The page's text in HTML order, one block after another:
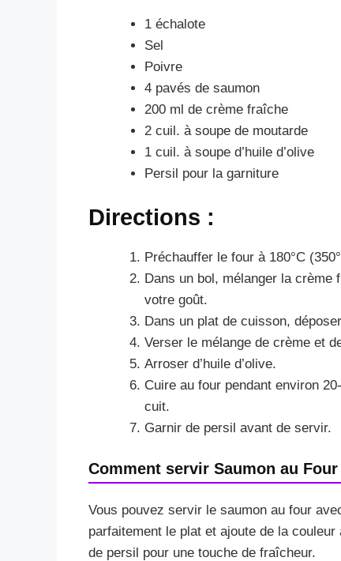
1 échalote
Sel
Poivre
4 pavés de saumon
200 ml de crème fraîche
2 cuil. à soupe de moutarde
1 cuil. à soupe d’huile d’olive
Persil pour la garniture
Directions :
Préchauffer le four à 180°C
Dans un bol, mélanger la
votre goût.
Dans un plat de cuisson,
Verser le mélange de crème et
Arroser d’huile d’olive.
Cuire au four pendant environ
cuit.
Garnir de persil avant de servir.
Comment servir Saumon au
Vous pouvez servir le saumon au four
parfaitement le plat et ajoute de la
de persil pour une touche de fraîcheur.